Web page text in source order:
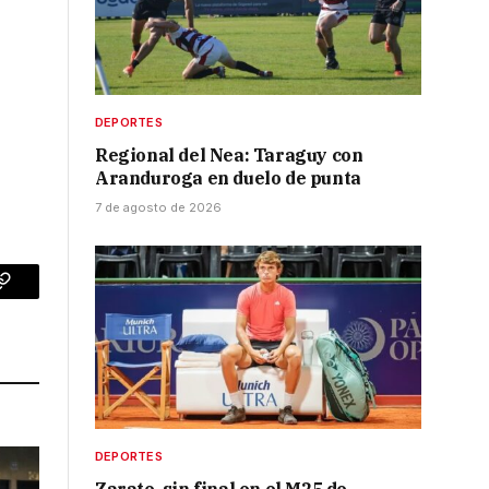
Copy
DEPORTES
Regional del Nea: Taraguy con
Aranduroga en duelo de punta
7 de agosto de 2026
DEPORTES